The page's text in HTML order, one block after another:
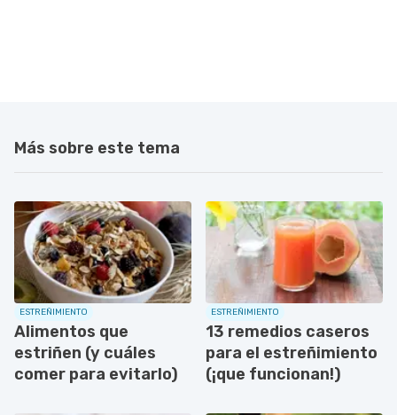
Más sobre este tema
ESTREÑIMIENTO
Alimentos que
estriñen (y cuáles
comer para evitarlo)
ESTREÑIMIENTO
13 remedios caseros
para el estreñimiento
(¡que funcionan!)